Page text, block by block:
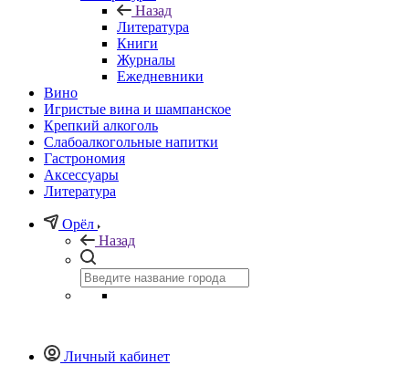
Назад
Литература
Книги
Журналы
Ежедневники
Вино
Игристые вина и шампанское
Крепкий алкоголь
Слабоалкогольные напитки
Гастрономия
Аксессуары
Литература
Орёл
Назад
Личный кабинет